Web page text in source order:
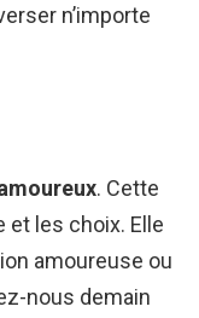
n’importe
. Cette
et les choix. Elle
amoureuse ou
nous demain